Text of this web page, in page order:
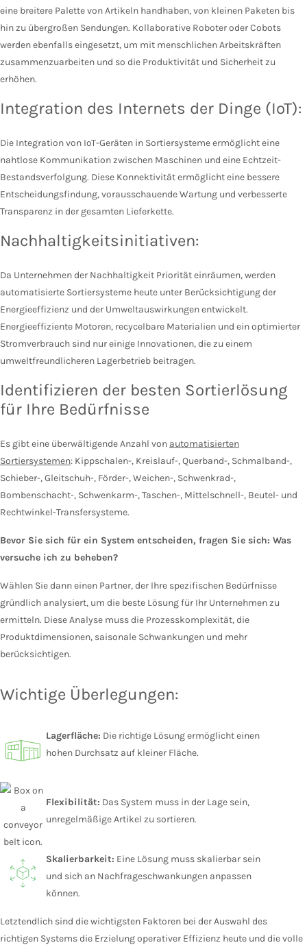
eine breitere Palette von Artikeln handhaben, von kleinen Paketen bis
hin zu übergroßen Sendungen. Kollaborative Roboter oderCobots
werden ebenfalls eingesetzt, um mit menschlichen Arbeitskräften
zusammenzuarbeiten und so die Produktivität und Sicherheit zu
erhöhen.
Integration des Internets der Dinge (IoT):
Die Integration von IoT-Geräten in Sortiersysteme ermöglicht eine
nahtlose Kommunikation zwischen Maschinen und eine Echtzeit-
Bestandsverfolgung. Diese Konnektivität ermöglicht eine bessere
Entscheidungsfindung, vorausschauende Wartung und verbesserte
Transparenz in der gesamten Lieferkette.
Nachhaltigkeitsinitiativen:
Da Unternehmen der Nachhaltigkeit Priorität einräumen, werden
automatisierte Sortiersysteme heute unter Berücksichtigung der
Energieeffizienz und der Umweltauswirkungen entwickelt.
Energieeffiziente Motoren, recycelbare Materialien und ein optimierter
Stromverbrauch sind nur einige Innovationen, die zu einem
umweltfreundlicheren Lagerbetrieb beitragen.
Identifizieren der besten Sortierlösung
für Ihre Bedürfnisse
Es gibt eine überwältigende Anzahl von automatisierten
Sortiersystemen: Kippschalen-, Kreislauf-, Querband-, Schmalband-,
Schieber-, Gleitschuh-, Förder-, Weichen-, Schwenkrad-,
Bombenschacht-, Schwenkarm-, Taschen-, Mittelschnell-, Beutel- und
Rechtwinkel-Transfersysteme.
Bevor Sie sich für ein System entscheiden, fragen Sie sich: Was
versuche ich zu beheben?
Wählen Sie dann einen Partner, der Ihre spezifischen Bedürfnisse
gründlich analysiert, um die beste Lösung für Ihr Unternehmen zu
ermitteln. Diese Analyse muss die Prozesskomplexität, die
Produktdimensionen, saisonale Schwankungen und mehr
berücksichtigen.
Wichtige Überlegungen:
Lagerfläche: Die richtige Lösung ermöglicht einen
hohen Durchsatz auf kleiner Fläche.
Flexibilität: Das System muss in der Lage sein,
unregelmäßige Artikel zu sortieren.
Skalierbarkeit: Eine Lösung muss skalierbar sein
und sich an Nachfrageschwankungen anpassen
können.
Letztendlich sind die wichtigsten Faktoren bei der Auswahl des
richtigen Systems die Erzielung operativer Effizienz heute und die volle